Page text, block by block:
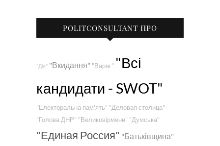
POLITCONSULTANT ПРО
"Дія" "Вкидання" "Варяг" "Всі
кандидати - SWOT"
"Електоральна пам'ять" "Деловая столица"
"Голова ДНР" "Великовірмени" "Думська"
"Единая Россия" "Батьківщина"